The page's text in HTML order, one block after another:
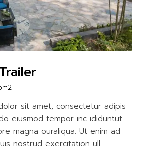
sit amet, consectetur adipis
eiusmod tempor inc ididuntut
magna ouraliqua. Ut enim ad
nostrud exercitation ull